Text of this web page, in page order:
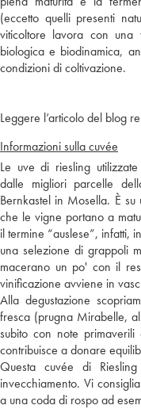
(eccetto quelli presenti
viticoltore lavora con una
biologica e biodinamica,
condizioni di coltivazione.
Leggere l’articolo del blog
Informazioni sulla cuvée
Le uve di riesling
dalle migliori parcelle
Bernkastel in Mosella. È
che le vigne portano a
il termine “auslese”, infatti,
una selezione di grappoli
macerano un po' con il
vinificazione avviene in
Alla degustazione
fresca (prugna Mirabelle,
subito con note
contribuisce a donare
Questa cuvée di
invecchiamento. Vi
a una coda di rospo ad